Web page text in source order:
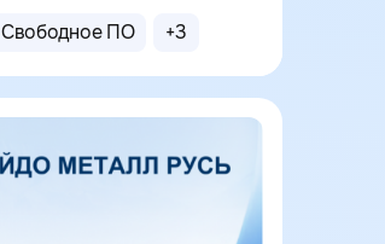
Свободное ПО +3